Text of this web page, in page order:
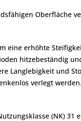
Oberfläche
eine erhöhte
hitzebeständig
Langlebigkeit und
verlegt
(NK) 31